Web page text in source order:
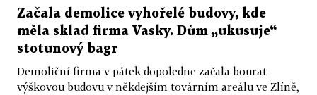
Začala demolice vyhořelé budovy, kde
měla sklad firma Vasky. Dům „ukusuje“
stotunový bagr
Demoliční firma v pátek dopoledne začala bourat
výškovou budovu v někdejším továrním areálu ve Zlíně,